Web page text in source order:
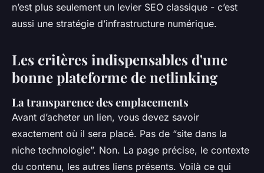
n’est plus seulement un levier SEO classique - c’est
aussi une stratégie d’infrastructure numérique.
Les critères indispensables d'une
bonne plateforme de netlinking
La transparence des emplacements
Avant d’acheter un lien, vous devez savoir
exactement où il sera placé. Pas de “site dans la
niche technologie”. Non. La page précise, le contexte
du contenu, les autres liens présents. Voilà ce qui